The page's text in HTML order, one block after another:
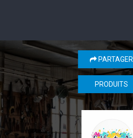
PARTAGER
PRODUITS